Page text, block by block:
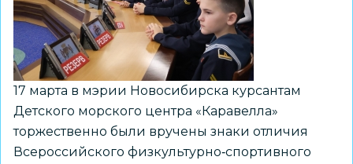
17 марта в мэрии Новосибирска курсантам
Детского морского центра «Каравелла»
торжественно были вручены знаки отличия
Всероссийского физкультурно‑спортивного